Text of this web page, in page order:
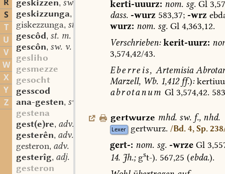
R
S
T
U
V
W
X
Y
Z
geskizzen, sw. v.
geskizzunga,
giskezzunga, st. f.
gescôd, st. m.
gescôn, sw. v.
gesliho
gesmezze
gesocht
gesscod
ana-gesten, sw. v.
gestena
gest(e)re, adv.
gesterên, adv.
gesteron, adv.
gesterîg, adj.
gesteron
kerti-uuurz: nom.sg.Gl
dass. -wurz 583,37; -wrz
wurz: nom.sg. Gl4,363,12.
Verschrieben: kerit-uurz:
3,574,42/43.
Eberreis, Artemisia
Marzell, Wb.1,412ff.):
abrotanum Gl3,574,42.
gertwurze mhd. sw. f., nhd.
Lexer gertwurz. /Bd. 4, Sp.
gert-: nom.sg. -wrzeGl
14.Jh.;gst-). 567,25 (ebda.).